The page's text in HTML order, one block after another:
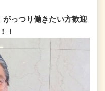
っつり働きたい方歓迎
！